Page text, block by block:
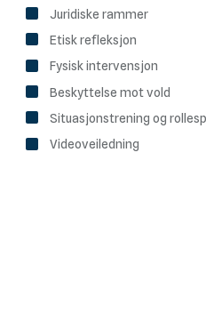
Juridiske rammer
Etisk refleksjon
Fysisk intervensjon
Beskyttelse mot vold
Situasjonstrening og
Videoveiledning